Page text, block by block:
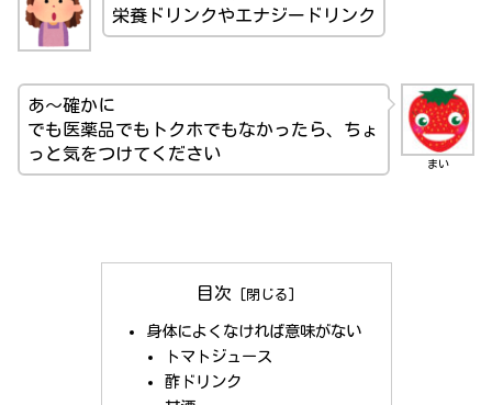
栄養ドリンクやエナジードリンク
まい
あ～確かに
でも医薬品でもトクホでもなかったら、ちょ
っと気をつけてください
目次
身体によくなければ意味がない
トマトジュース
酢ドリンク